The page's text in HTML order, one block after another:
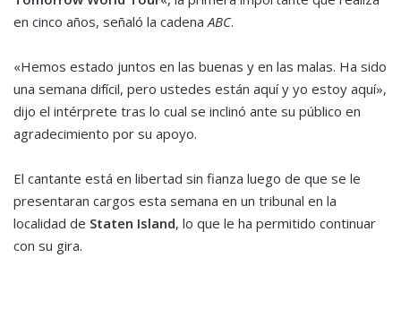
en cinco años, señaló la cadena ABC.
«Hemos estado juntos en las buenas y en las malas. Ha sido
una semana difícil, pero ustedes están aquí y yo estoy aquí»,
dijo el intérprete tras lo cual se inclinó ante su público en
agradecimiento por su apoyo.
El cantante está en libertad sin fianza luego de que se le
presentaran cargos esta semana en un tribunal en la
localidad de Staten Island, lo que le ha permitido continuar
con su gira.